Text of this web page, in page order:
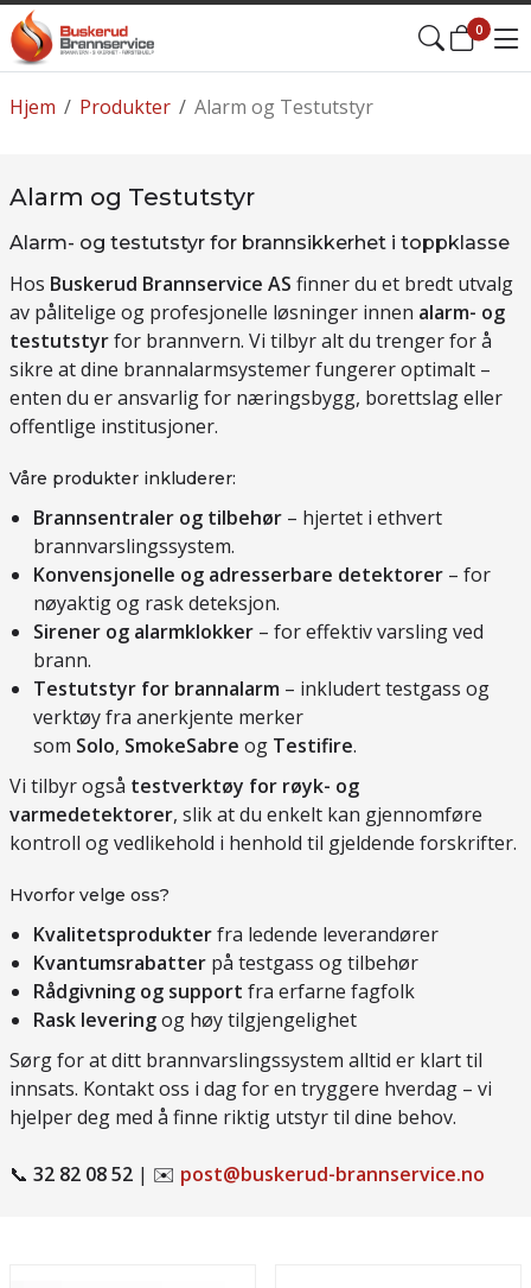
0
/
Hjem /
Produkter Alarm og Testutstyr
Alarm og Testutstyr
Alarm- og testutstyr for brannsikkerhet i toppklasse
Hos Buskerud Brannservice AS finner du et bredt utvalg
av pålitelige og profesjonelle løsninger innen alarm- og
testutstyrfor brannvern. Vi tilbyr alt du trenger for å
sikre at dine brannalarmsystemer fungerer optimalt –
enten du er ansvarlig for næringsbygg, borettslag eller
offentlige institusjoner.
Våre produkter inkluderer:
Brannsentraler og tilbehør – hjertet i ethvert
brannvarslingssystem.
Konvensjonelle og adresserbare detektorer – for
nøyaktig og rask deteksjon.
Sirener og alarmklokker – for effektiv varsling ved
brann.
Testutstyr for brannalarm – inkludert testgass og
verktøy fra anerkjente merker
som Solo, SmokeSabre og Testifire.
Vi tilbyr også testverktøy for røyk- og
varmedetektorer, slik at du enkelt kan gjennomføre
kontroll og vedlikehold i henhold til gjeldende forskrifter.
Hvorfor velge oss?
Kvalitetsprodukterfra ledende leverandører
Kvantumsrabatter på testgass og tilbehør
Rådgivning og support fra erfarne fagfolk
Rask leveringog høy tilgjengelighet
Sørg for at ditt brannvarslingssystem alltid er klart til
innsats. Kontakt oss i dag for en tryggere hverdag – vi
hjelper deg med å finne riktig utstyr til dine behov.
📞 32 82 08 52 | ✉️ post@buskerud-brannservice.no